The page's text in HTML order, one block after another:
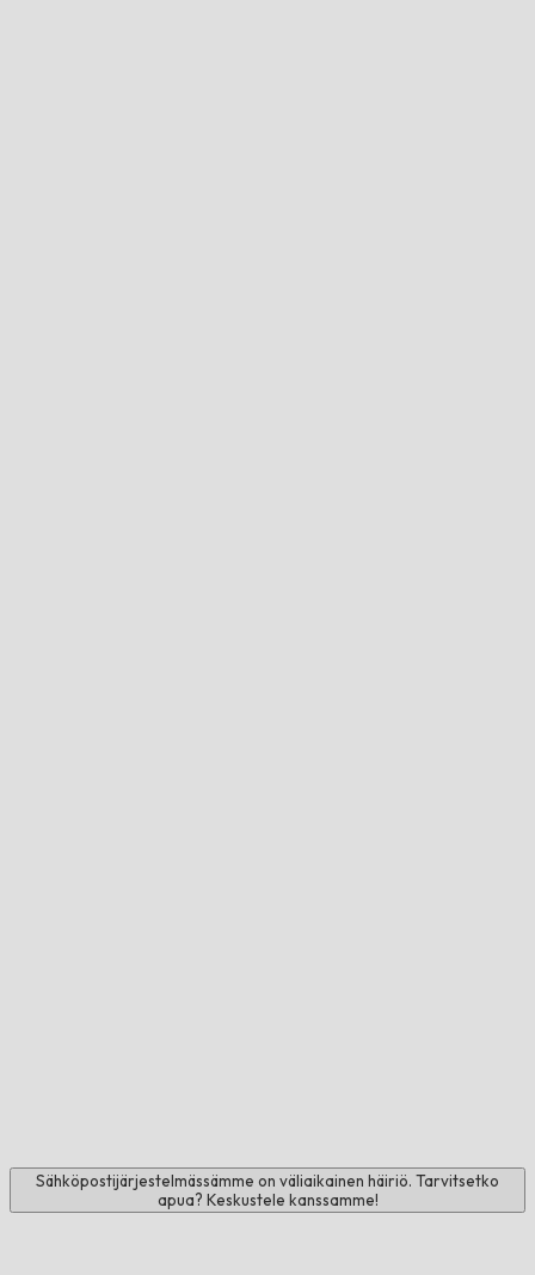
Sähköpostijärjestelmässämme on väliaikainen häiriö. Tarvitsetko
apua? Keskustele kanssamme!